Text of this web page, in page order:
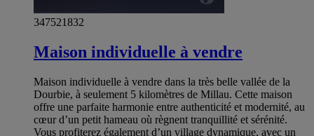
347521832
Maison individuelle à vendre
Maison individuelle à vendre dans la très belle vallée de la
Dourbie, à seulement 5 kilomètres de Millau. Cette maison
offre une parfaite harmonie entre authenticité et modernité, au
cœur d’un petit hameau où règnent tranquillité et sérénité.
Vous profiterez également d’un village dynamique, avec un